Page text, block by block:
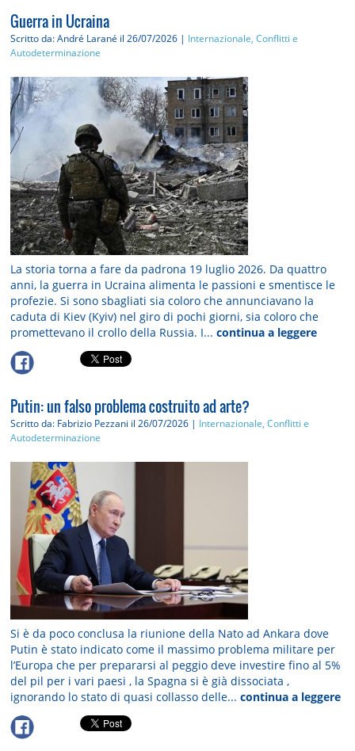
Guerra in Ucraina
Scritto da: André Larané il 26/07/2026 | Internazionale, Conflitti e
Autodeterminazione
La storia torna a fare da padrona 19 luglio 2026. Da quattro
anni, la guerra in Ucraina alimenta le passioni e smentisce le
profezie. Si sono sbagliati sia coloro che annunciavano la
caduta di Kiev (Kyiv) nel giro di pochi giorni, sia coloro che
promettevano il crollo della Russia. I...continua a leggere
Putin: un falso problema costruito ad arte?
Scritto da: Fabrizio Pezzani il 26/07/2026 | Internazionale, Conflitti e
Autodeterminazione
Si è da poco conclusa la riunione della Nato ad Ankara dove
Putin è stato indicato come il massimo problema militare per
l’Europa che per prepararsi al peggio deve investire fino al 5%
del pil per i vari paesi , la Spagna si è già dissociata ,
ignorando lo stato di quasi collasso delle...continua a leggere